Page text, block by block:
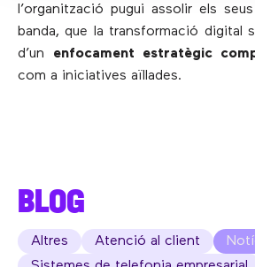
l’organització pugui assolir els
banda, que la transformació digital
d’un enfocament estratègic
com a iniciatives aïllades.
BLOG
Altres Atenció al client